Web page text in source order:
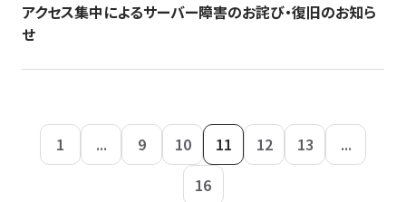
アクセス集中によるサーバー障害のお詫び・復旧のお知ら
せ
1 ... 9 10 11 12 13
...
16